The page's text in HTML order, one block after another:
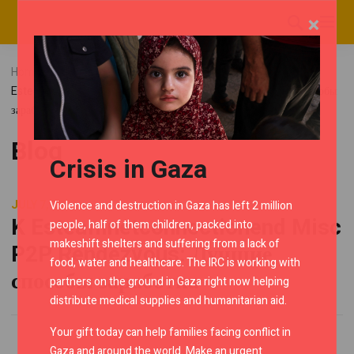
Home Uncategorized
K
Esteamnetconnectionend Misc P2P Rendezvous: Лучшие способы
заработка
Blog
JULY 7, 2023
K Esteamnetconnectionend Misc
P2P Rendezvous: Лучшие
способы заработка
×
Crisis in Gaza
Violence and destruction in Gaza has left 2 million
people, half of them children, packed into
makeshift shelters and suffering from a lack of
food, water and healthcare. The IRC is working with
partners on the ground in Gaza right now helping
distribute medical supplies and humanitarian aid.
Your gift today can help families facing conflict in